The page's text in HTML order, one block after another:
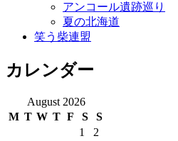
アンコール遺跡巡り
夏の北海道
笑う柴連盟
カレンダー
August 2026
M T W T F S
S
1
2